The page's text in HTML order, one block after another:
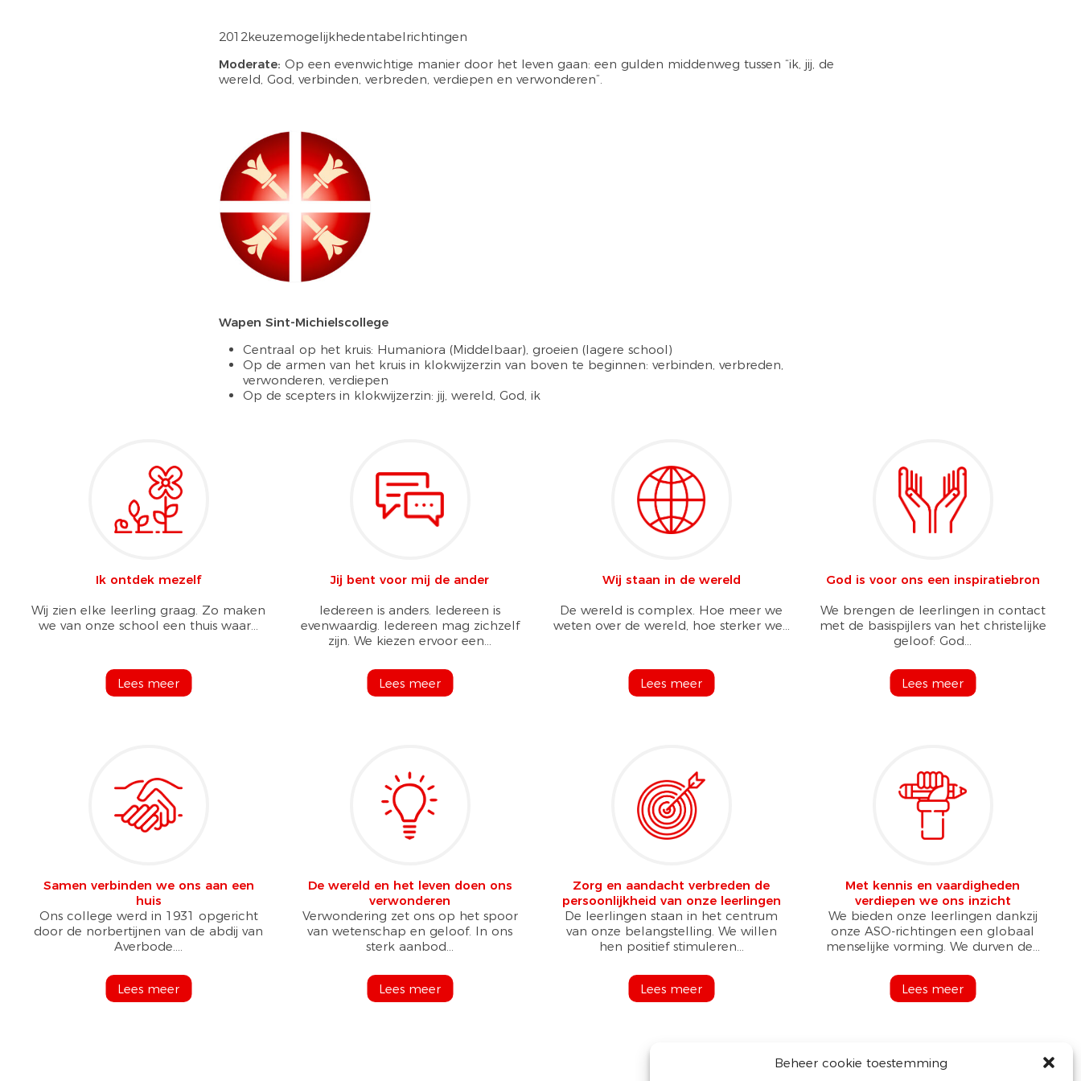
Beheer cookie toestemming
2012keuzemogelijkhedentabelrichtingen
Moderate: Op een evenwichtige manier door het leven gaan: een gulden middenweg tussen “ik, jij, de
wereld, God, verbinden, verbreden, verdiepen en verwonderen”.
Wapen Sint-Michielscollege
Centraal op het kruis: Humaniora (Middelbaar), groeien (lagere school)
Op de armen van het kruis in klokwijzerzin van boven te beginnen: verbinden, verbreden,
verwonderen, verdiepen
Op de scepters in klokwijzerzin: jij, wereld, God, ik
Ik ontdek mezelf
Wij zien elke leerling graag. Zo maken
we van onze school een thuis waar...
Lees meer
Jij bent voor mij de ander
Iedereen is anders. Iedereen is
evenwaardig. Iedereen mag zichzelf
zijn. We kiezen ervoor een...
Lees meer
Wij staan in de wereld
De wereld is complex. Hoe meer we
weten over de wereld, hoe sterker we...
Lees meer
God is voor ons een inspiratiebron
We brengen de leerlingen in contact
met de basispijlers van het christelijke
geloof: God...
Lees meer
Samen verbinden we ons aan een
huis
Ons college werd in 1931 opgericht
door de norbertijnen van de abdij van
Averbode....
Lees meer
De wereld en het leven doen ons
verwonderen
Verwondering zet ons op het spoor
van wetenschap en geloof. In ons
sterk aanbod...
Lees meer
Zorg en aandacht verbreden de
persoonlijkheid van onze leerlingen
De leerlingen staan in het centrum
van onze belangstelling. We willen
hen positief stimuleren...
Lees meer
Met kennis en vaardigheden
verdiepen we ons inzicht
We bieden onze leerlingen dankzij
onze ASO-richtingen een globaal
menselijke vorming. We durven de...
Lees meer